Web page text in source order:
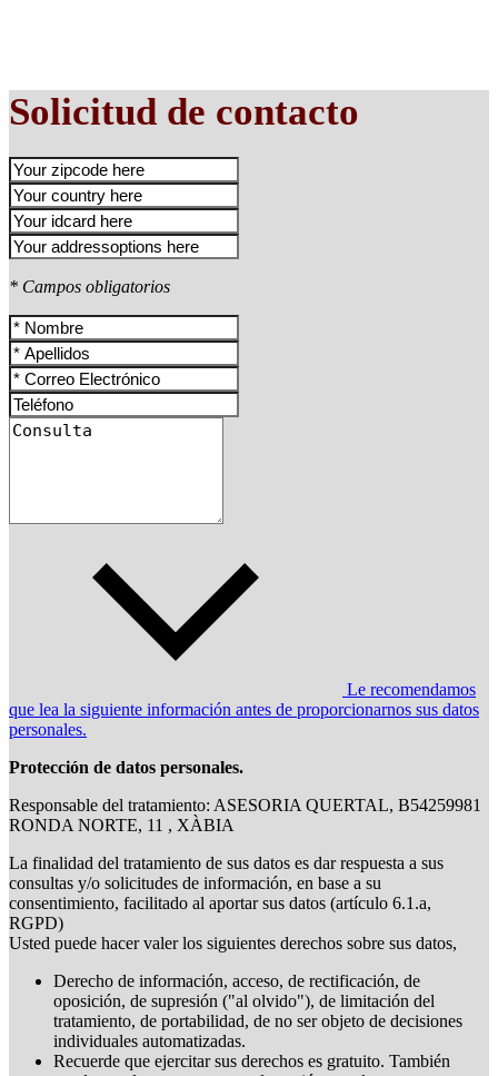
Solicitud de contacto
* Campos obligatorios
Le recomendamos
que lea la siguiente información antes de proporcionarnos sus datos
personales.
Protección de datos personales.
Responsable del tratamiento: ASESORIA QUERTAL, B54259981
RONDA NORTE, 11 , XÀBIA
La finalidad del tratamiento de sus datos es dar respuesta a sus
consultas y/o solicitudes de información, en base a su
consentimiento, facilitado al aportar sus datos (artículo 6.1.a,
RGPD)
Usted puede hacer valer los siguientes derechos sobre sus datos,
Derecho de información, acceso, de rectificación, de
oposición, de supresión ("al olvido"), de limitación del
tratamiento, de portabilidad, de no ser objeto de decisiones
individuales automatizadas.
Recuerde que ejercitar sus derechos es gratuito. También